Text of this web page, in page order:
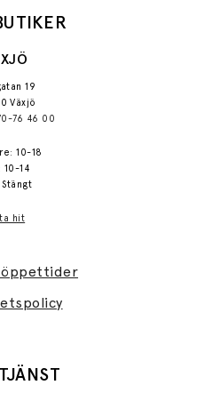
19
Växjö
76 46 00
10-18
10-14
Stängt
hit
öppettider